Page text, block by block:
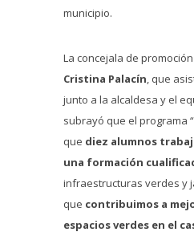
municipio.
La concejala de
Cristina Palacín, que
junto a la alcaldesa y el
subrayó que el programa
que diez alumnos
una formación
infraestructuras verdes y
que contribuimos a
espacios verdes en el